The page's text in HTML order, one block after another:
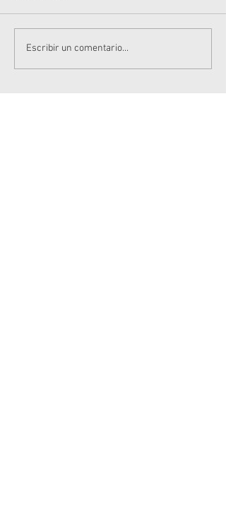
Escribir un comentario...